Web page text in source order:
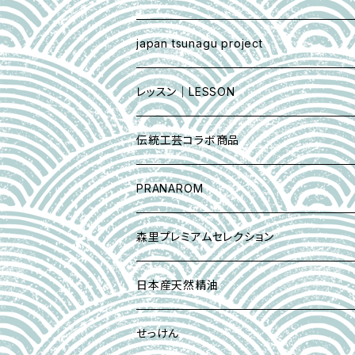
2019蔵出し熟成タイプ
2020 蔵出し熟成タイプ
スペシャルブレンド精油
アロマストーン(芳香用)セット
ラベンダー生花
ラベンダー・ウォーター
ラベンダー・サシェ(匂い袋)
tori sachet
にほい袋｜お香
タッセルsachet
beautiful マスク
マスク＆ルームスプレー
CP石鹸｜コールドプロセス製法
オーデコロン石けん『イリスの壺』
dry flower ラベンダー
バレンタイン｜プチギフト
QUONテリーヌ＆柚子スプレーセット
アロマスプレー
手作りお香とお香立てセット
精油5ml
マスクスプレー30ml
新潟ラベンダー✖︎柚子ユズ
雪里プレミアムセレクション 5％ in
クロモジオイル
スギオイル
ニオイコブシオイル
ラベンダーオイル
クロモジオイル
スギオイル
ニオイコブシオイル
ラベンダーオイル
クリーム基材
japan tsunagu project
AROMA MISTアロマミストスプレー
神奈川ユズ＋八ヶ岳アカマツ＋新潟ラベンダー
レッスン｜LESSON
yuica認定日本産精油アドバイザー
伝統工芸コラボ商品
和絹糸アロマブローチ
こぎん刺しsachet
伝統の亀田縞シューキーパー
香る髪ゴム/正絹小紋
PRANAROM
Essential oil 精油
ハーブウォーター
森里プレミアムセレクション
日本産天然精油
ハンドクリーム
せっけん